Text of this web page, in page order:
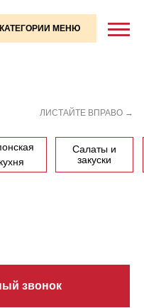
КАТЕГОРИИ МЕНЮ
ЛИСТАЙТЕ ВПРАВО →
кухня
Салаты и
закуски
звонок